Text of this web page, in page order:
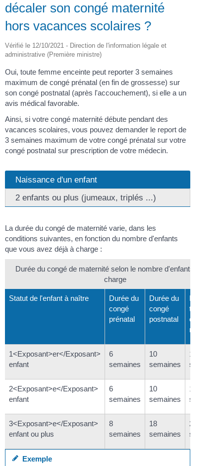
décaler son congé maternité
hors vacances scolaires ?
Vérifié le 12/10/2021 - Direction de l'information légale et
administrative (Première ministre)
Oui, toute femme enceinte peut reporter 3 semaines
maximum de congé prénatal (en fin de grossesse) sur
son congé postnatal (après l'accouchement), si elle a un
avis médical favorable.
Ainsi, si votre congé maternité débute pendant des
vacances scolaires, vous pouvez demander le report de
3 semaines maximum de votre congé prénatal sur votre
congé postnatal sur prescription de votre médecin.
Naissance d'un enfant
2 enfants ou plus (jumeaux, triplés ...)
La durée du congé de maternité varie, dans les
conditions suivantes, en fonction du nombre d'enfants
que vous avez déjà à charge :
Durée du congé de maternité selon le nombre d'enfants déjà à
charge
Statut de l'enfant à naître
Durée du
congé
prénatal
Durée du
congé
postnatal
Durée
totale du
congé de
maternité
1<Exposant>er</Exposant>
enfant
6
semaines
10
semaines
16
semaines
2<Exposant>e</Exposant>
enfant
6
semaines
10
semaines
16
semaines
3<Exposant>e</Exposant>
enfant ou plus
8
semaines
18
semaines
26
semaines
Exemple